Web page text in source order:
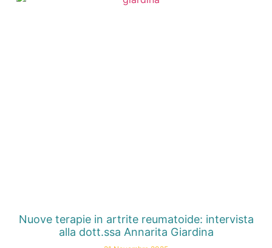
Nuove terapie in artrite reumatoide: intervista
alla dott.ssa Annarita Giardina